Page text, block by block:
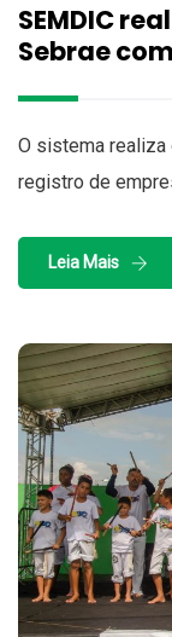
SEMDIC
Sebrae
O sistema
registro de
Leia Mais